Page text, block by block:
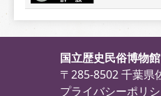
国立歴史民俗博物館
〒285-8502 千葉県
プライバシーポリ